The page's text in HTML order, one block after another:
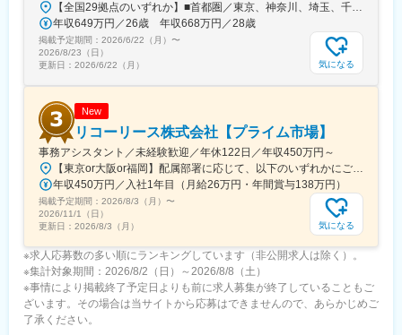
年収649万円／26歳 年収668万円／28歳
掲載予定期間： 2026/6/22（月） 〜
2026/8/23（日）
更新日： 2026/6/22（月） 気になる
New
リコーリース株式会社【プライム市場】
事務アシスタント／未経験歓迎／年休122日／年収450万円～
年収450万円／入社1年目（月給26万円・年間賞与138万円）
掲載予定期間： 2026/8/3（月） 〜
2026/11/1（日）
更新日： 2026/8/3（月） 気になる
※求人応募数の多い順にランキングしています（非公開求人は除く）。
※集計対象期間：2026/8/2（日）～2026/8/8（土）
※事情により掲載終了予定日よりも前に求人募集が終了していることもご
ざいます。その場合は当サイトから応募はできませんので、あらかじめご
了承ください。